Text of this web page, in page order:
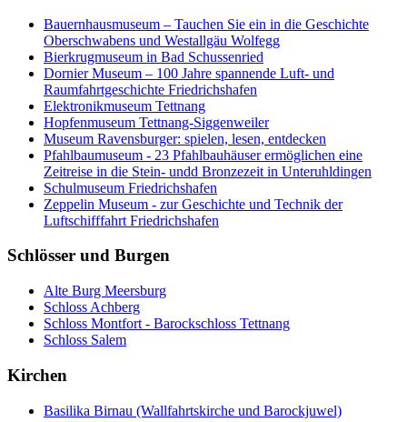
Bauernhausmuseum – Tauchen Sie ein in die Geschichte
Oberschwabens und Westallgäu Wolfegg
Bierkrugmuseum in Bad Schussenried
Dornier Museum – 100 Jahre spannende Luft- und
Raumfahrtgeschichte Friedrichshafen
Elektronikmuseum Tettnang
Hopfenmuseum Tettnang-Siggenweiler
Museum Ravensburger: spielen, lesen, entdecken
Pfahlbaumuseum - 23 Pfahlbauhäuser ermöglichen eine
Zeitreise in die Stein- undd Bronzezeit in Unteruhldingen
Schulmuseum Friedrichshafen
Zeppelin Museum - zur Geschichte und Technik der
Luftschifffahrt Friedrichshafen
Schlösser und Burgen
Alte Burg Meersburg
Schloss Achberg
Schloss Montfort - Barockschloss Tettnang
Schloss Salem
Kirchen
Basilika Birnau (Wallfahrtskirche und Barockjuwel)